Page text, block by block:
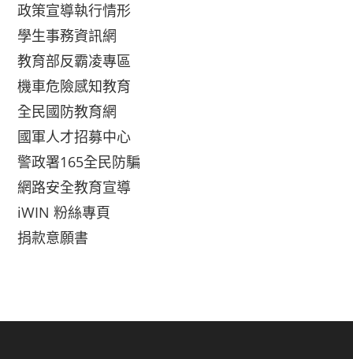
政策宣導執行情形
學生事務資訊網
教育部反霸凌專區
機車危險感知教育
全民國防教育網
國軍人才招募中心
警政署165全民防騙
網路安全教育宣導
iWIN 粉絲專頁
捐款意願書